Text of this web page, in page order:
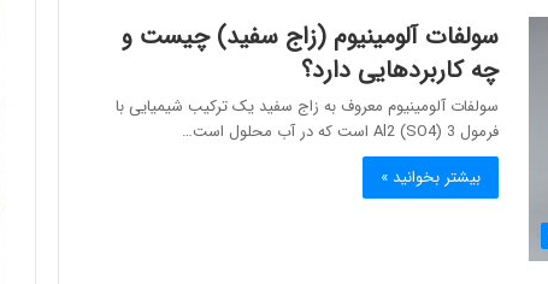
سولفات آلومینیوم (زاج سفید) چیست و
چه کاربردهایی دارد؟
سولفات آلومینیوم معروف به زاج سفید یک ترکیب شیمیایی با
فرمول Al2 (SO4) 3 است که در آب محلول است…
بیشتر بخوانید »